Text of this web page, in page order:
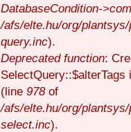
DatabaseCondition-
/afs/elte.hu/org/
query.inc).
Deprecated function:
(line 978of
/afs/elte.hu/org/
select.inc).